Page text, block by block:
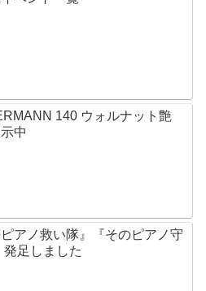
140 ウォルナット艶
中
ピアノ救い隊』『そのピアノ守
発足しました